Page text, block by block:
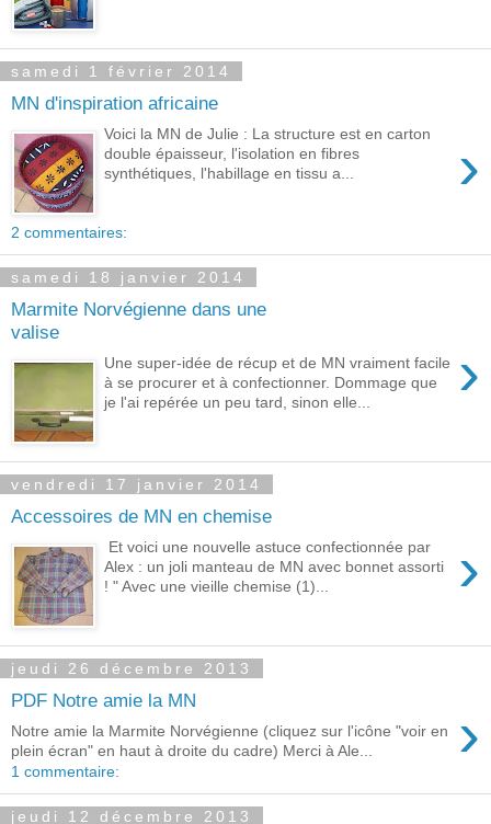
samedi 1 février 2014
MN d'inspiration africaine
›
Voici la MN de Julie : La structure est en carton
double épaisseur, l'isolation en fibres
synthétiques, l'habillage en tissu a...
2 commentaires:
samedi 18 janvier 2014
Marmite Norvégienne dans une
valise
›
Une super-idée de récup et de MN vraiment facile
à se procurer et à confectionner. Dommage que
je l'ai repérée un peu tard, sinon elle...
vendredi 17 janvier 2014
Accessoires de MN en chemise
›
Et voici une nouvelle astuce confectionnée par
Alex : un joli manteau de MN avec bonnet assorti
! " Avec une vieille chemise (1)...
jeudi 26 décembre 2013
PDF Notre amie la MN ›
Notre amie la Marmite Norvégienne (cliquez sur l'icône "voir en
plein écran" en haut à droite du cadre) Merci à Ale...
1 commentaire:
jeudi 12 décembre 2013